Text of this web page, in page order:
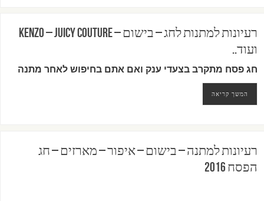
רעיונות למתנות לחג – בישום – KENZO – JUICY COUTURE
ועוד..
חג פסח מתקרב בצעדי ענק ואם אתם בחיפוש לאחר מתנה
המשך קריאה
רעיונות למתנה – בישום – איפור – מארזים – חג
הפסח 2016